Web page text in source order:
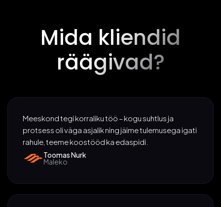
Mida kliendid
räägivad?
Meeskond tegi korraliku töö – kogu suhtlus ja
protsess oli väga asjalik ning jäime tulemusega igati
rahule, teeme koostööd ka edaspidi.
Toomas Nurk
Maleko